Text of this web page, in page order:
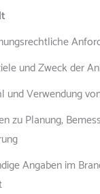
und Zweck der
und Verwendung
zu Planung,
Angaben im